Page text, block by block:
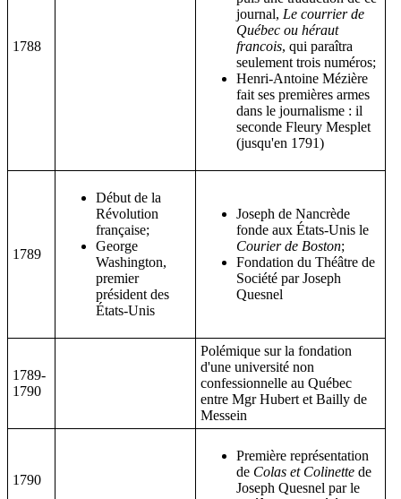
1788
journal, Le courrier de
Québec ou héraut
francois, qui paraîtra
seulement trois numéros;
Henri-Antoine Mézière
fait ses premières armes
dans le journalisme : il
seconde Fleury Mesplet
(jusqu'en 1791)
1789
Début de la
Révolution
française;
George
Washington,
premier
président des
États-Unis
Joseph de Nancrède
fonde aux États-Unis le
Courier de Boston;
Fondation du Théâtre de
Société par Joseph
Quesnel
1789-
1790
Polémique sur la fondation
d'une université non
confessionnelle au Québec
entre Mgr Hubert et Bailly de
Messein
1790
Première représentation
de Colas et Colinette de
Joseph Quesnel par le